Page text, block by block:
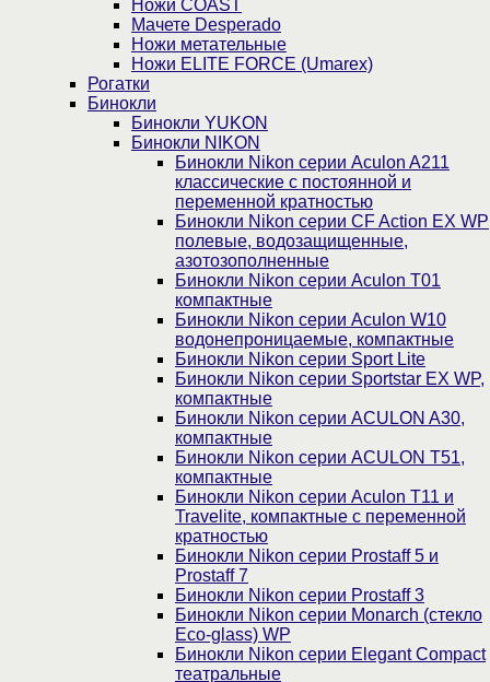
Ножи COAST
Мачете Desperado
Ножи метательные
Ножи ELITE FORCE (Umarex)
Рогатки
Бинокли
Бинокли YUKON
Бинокли NIKON
Бинокли Nikon серии Aculon A211
классические с постоянной и
переменной кратностью
Бинокли Nikon серии СF Action EX WP
полевые, водозащищенные,
азотозополненные
Бинокли Nikon серии Aculon T01
компактные
Бинокли Nikon серии Aculon W10
водонепроницаемые, компактные
Бинокли Nikon серии Sport Lite
Бинокли Nikon серии Sportstar EX WP,
компактные
Бинокли Nikon серии ACULON A30,
компактные
Бинокли Nikon серии ACULON Т51,
компактные
Бинокли Nikon серии Aculon T11 и
Travelite, компактные с переменной
кратностью
Бинокли Nikon серии Prostaff 5 и
Prostaff 7
Бинокли Nikon серии Prostaff 3
Бинокли Nikon серии Monarch (стекло
Eco-glass) WP
Бинокли Nikon серии Elegant Compact
театральные